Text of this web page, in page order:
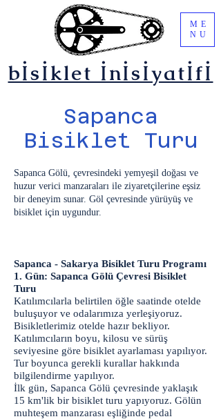
bİsİklet İnİsİyatİfİ
ME
NU
Sapanca
Bisiklet Turu
Sapanca Gölü, çevresindeki yemyeşil doğası ve
huzur verici manzaraları ile ziyaretçilerine eşsiz
bir deneyim sunar. Göl çevresinde yürüyüş ve
bisiklet için uygundur.
Sapanca - Sakarya Bisiklet Turu Programı
1. Gün: Sapanca Gölü Çevresi Bisiklet
Turu
Katılımcılarla belirtilen öğle saatinde otelde
buluşuyor ve odalarımıza yerleşiyoruz.
Bisikletlerimiz otelde hazır bekliyor.
Katılımcıların boyu, kilosu ve sürüş
seviyesine göre bisiklet ayarlaması yapılıyor.
Tur boyunca gerekli kurallar hakkında
bilgilendirme yapılıyor.
İlk gün, Sapanca Gölü çevresinde yaklaşık
15 km'lik bir bisiklet turu yapıyoruz. Gölün
muhteşem manzarası eşliğinde pedal